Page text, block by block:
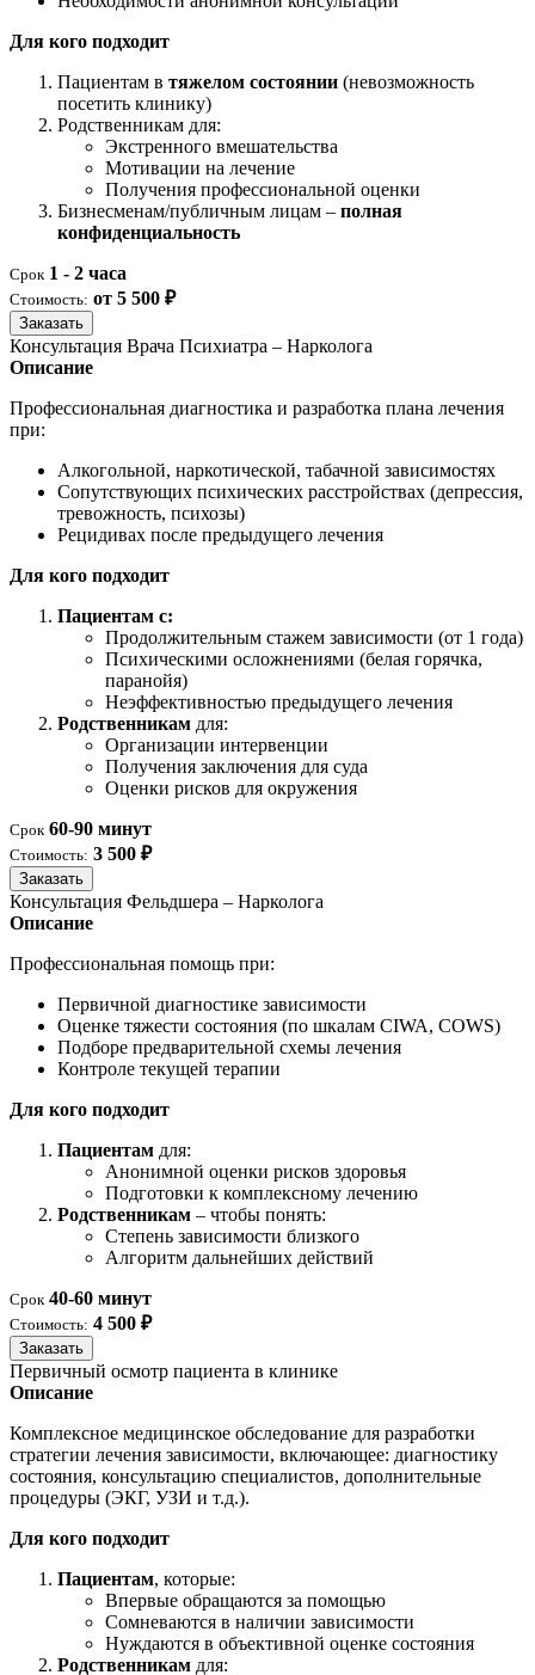
Для кого подходит
Пациентам в тяжелом состоянии (невозможность
посетить клинику)
Родственникам для:
Экстренного вмешательства
Мотивации на лечение
Получения профессиональной оценки
Бизнесменам/публичным лицам – полная
конфиденциальность
Срок 1 - 2 часа
Стоимость: от 5 500 ₽
Заказать
Консультация Врача Психиатра – Нарколога
Описание
Профессиональная диагностика и разработка плана лечения
при:
Алкогольной, наркотической, табачной зависимостях
Сопутствующих психических расстройствах (депрессия,
тревожность, психозы)
Рецидивах после предыдущего лечения
Для кого подходит
Пациентам с:
Продолжительным стажем зависимости (от 1 года)
Психическими осложнениями (белая горячка,
паранойя)
Неэффективностью предыдущего лечения
Родственникам для:
Организации интервенции
Получения заключения для суда
Оценки рисков для окружения
Срок 60-90 минут
Стоимость: 3 500 ₽
Заказать
Консультация Фельдшера – Нарколога
Описание
Профессиональная помощь при:
Первичной диагностике зависимости
Оценке тяжести состояния (по шкалам CIWA, COWS)
Подборе предварительной схемы лечения
Контроле текущей терапии
Для кого подходит
Пациентам для:
Анонимной оценки рисков здоровья
Подготовки к комплексному лечению
Родственникам – чтобы понять:
Степень зависимости близкого
Алгоритм дальнейших действий
Срок 40-60 минут
Стоимость: 4 500 ₽
Заказать
Первичный осмотр пациента в клинике
Описание
Комплексное медицинское обследование для разработки
стратегии лечения зависимости, включающее: диагностику
состояния, консультацию специалистов, дополнительные
процедуры (ЭКГ, УЗИ и т.д.).
Для кого подходит
Пациентам, которые:
Впервые обращаются за помощью
Сомневаются в наличии зависимости
Нуждаются в объективной оценке состояния
Родственникам для: